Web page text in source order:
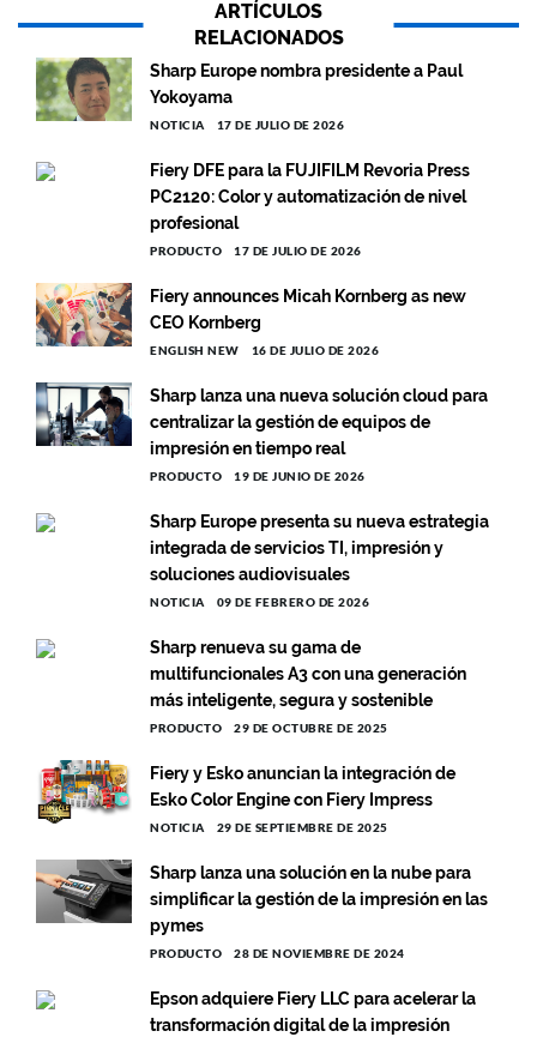
ARTÍCULOS
RELACIONADOS
Sharp Europe nombra presidente a Paul
Yokoyama
NOTICIA 17 DE JULIO DE 2026
Fiery DFE para la FUJIFILM Revoria Press
PC2120: Color y automatización de nivel
profesional
PRODUCTO 17 DE JULIO DE 2026
Fiery announces Micah Kornberg as new
CEO Kornberg
ENGLISH NEW 16 DE JULIO DE 2026
Sharp lanza una nueva solución cloud para
centralizar la gestión de equipos de
impresión en tiempo real
PRODUCTO 19 DE JUNIO DE 2026
Sharp Europe presenta su nueva estrategia
integrada de servicios TI, impresión y
soluciones audiovisuales
NOTICIA 09 DE FEBRERO DE 2026
Sharp renueva su gama de
multifuncionales A3 con una generación
más inteligente, segura y sostenible
PRODUCTO 29 DE OCTUBRE DE 2025
Fiery y Esko anuncian la integración de
Esko Color Engine con Fiery Impress
NOTICIA 29 DE SEPTIEMBRE DE 2025
Sharp lanza una solución en la nube para
simplificar la gestión de la impresión en las
pymes
PRODUCTO 28 DE NOVIEMBRE DE 2024
Epson adquiere Fiery LLC para acelerar la
transformación digital de la impresión